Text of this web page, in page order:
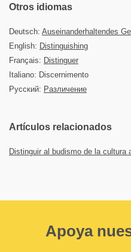
Otros idiomas
Deutsch: Auseinanderhaltendes
English: Distinguishing
Français: Distinguer
Italiano: Discernimento
Русский: Различение
Artículos relacionados
Distinguir al budismo de la cultura
Apoya